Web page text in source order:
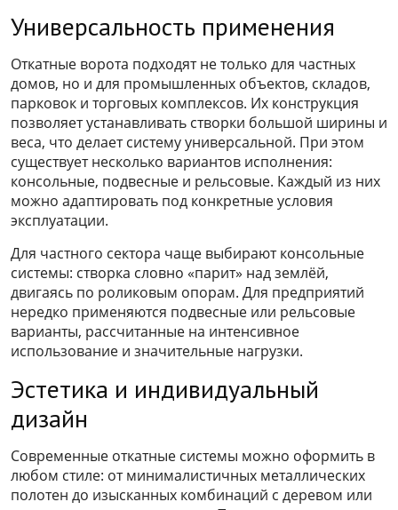
Универсальность применения
Откатные ворота подходят не только для частных
домов, но и для промышленных объектов, складов,
парковок и торговых комплексов. Их конструкция
позволяет устанавливать створки большой ширины и
веса, что делает систему универсальной. При этом
существует несколько вариантов исполнения:
консольные, подвесные и рельсовые. Каждый из них
можно адаптировать под конкретные условия
эксплуатации.
Для частного сектора чаще выбирают консольные
системы: створка словно «парит» над землёй,
двигаясь по роликовым опорам. Для предприятий
нередко применяются подвесные или рельсовые
варианты, рассчитанные на интенсивное
использование и значительные нагрузки.
Эстетика и индивидуальный
дизайн
Современные откатные системы можно оформить в
любом стиле: от минималистичных металлических
полотен до изысканных комбинаций с деревом или